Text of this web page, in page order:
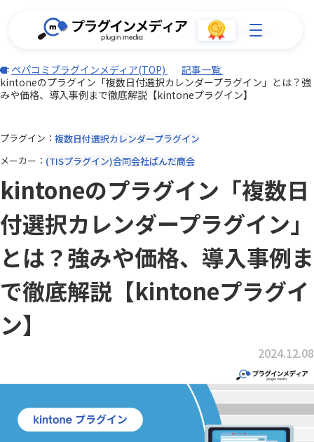
ペパコミプラグインメディア(TOP)
記事一覧
kintoneのプラグイン「複数日付選択カレンダープラグイン」とは？強
みや価格、導入事例まで徹底解説【kintoneプラグイン】
プラグイン
複数日付選択カレンダープラグイン
メーカー
(TISプラグイン)合同会社ぱんだ商会
kintoneのプラグイン「複数日
付選択カレンダープラグイン」
とは？強みや価格、導入事例ま
で徹底解説【kintoneプラグイ
ン】
2024.12.08